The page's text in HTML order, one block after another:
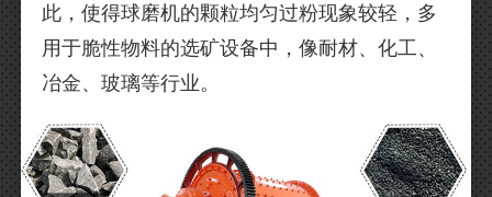
此，使得球磨机的颗粒均匀过粉现象较轻，多
用于脆性物料的选矿设备中，像耐材、化工、
冶金、玻璃等行业。